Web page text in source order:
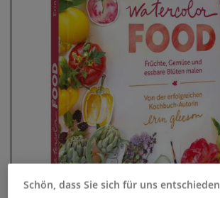
Schön, dass Sie sich für uns